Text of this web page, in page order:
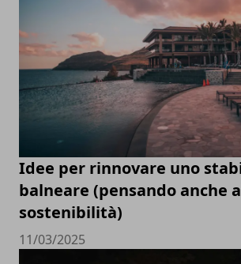
Idee per rinnovare uno
balneare (pensando anche
sostenibilità)
11/03/2025